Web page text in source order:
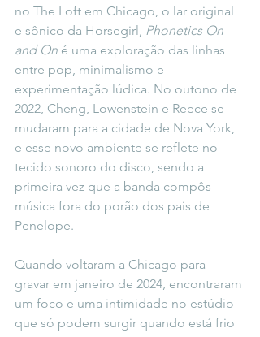
no The Loft em Chicago, o lar original
e sônico da Horsegirl, Phonetics On
and On é uma exploração das linhas
entre pop, minimalismo e
experimentação lúdica. No outono de
2022, Cheng, Lowenstein e Reece se
mudaram para a cidade de Nova York,
e esse novo ambiente se reflete no
tecido sonoro do disco, sendo a
primeira vez que a banda compôs
música fora do porão dos pais de
Penelope.
Quando voltaram a Chicago para
gravar em janeiro de 2024, encontraram
um foco e uma intimidade no estúdio
que só podem surgir quando está frio